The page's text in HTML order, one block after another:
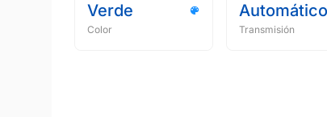
Verde
Color
Automático
Transmisión